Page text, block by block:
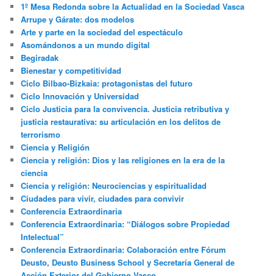
1º Mesa Redonda sobre la Actualidad en la Sociedad Vasca
Arrupe y Gárate: dos modelos
Arte y parte en la sociedad del espectáculo
Asomándonos a un mundo digital
Begiradak
Bienestar y competitividad
Ciclo Bilbao-Bizkaia: protagonistas del futuro
Ciclo Innovación y Universidad
Ciclo Justicia para la convivencia. Justicia retributiva y
justicia restaurativa: su articulación en los delitos de
terrorismo
Ciencia y Religión
Ciencia y religión: Dios y las religiones en la era de la
ciencia
Ciencia y religión: Neurociencias y espiritualidad
Ciudades para vivir, ciudades para convivir
Conferencia Extraordinaria
Conferencia Extraordinaria: “Diálogos sobre Propiedad
Intelectual”
Conferencia Extraordinaria: Colaboración entre Fórum
Deusto, Deusto Business School y Secretaría General de